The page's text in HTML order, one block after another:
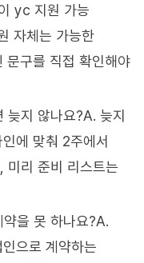
yc 지원 가능
자체는 가능한
문구를 직접 확인해야
늦지 않나요?A. 늦지
에 맞춰 2주에서
미리 준비 리스트는
을 못 하나요?A.
으로 계약하는